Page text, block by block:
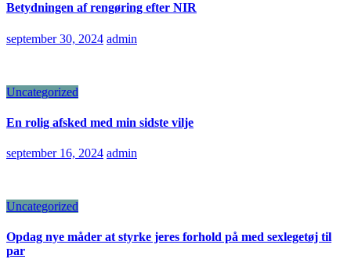
Betydningen af rengøring efter NIR
september 30, 2024 admin
Uncategorized
En rolig afsked med min sidste vilje
september 16, 2024 admin
Uncategorized
Opdag nye måder at styrke jeres forhold på med sexlegetøj til
par